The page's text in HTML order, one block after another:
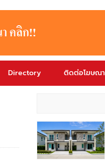
Directory ติดต่อโฆษณา